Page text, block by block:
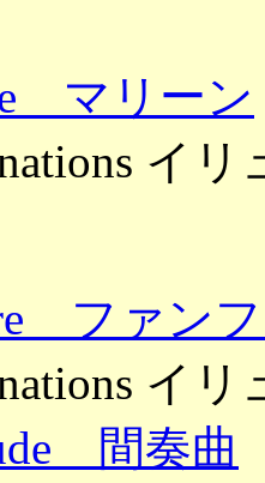
マリーン
イリ
ファン
イリ
間奏曲